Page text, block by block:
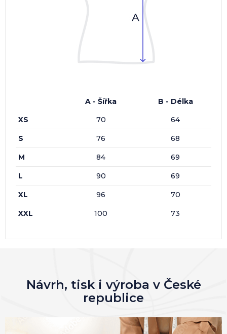
A - Šířka
B - Délka
XS
70 64
S 76 68
M 84 69
L 90 69
XL 96 70
XXL 100 73
Návrh, tisk i výroba v České
republice